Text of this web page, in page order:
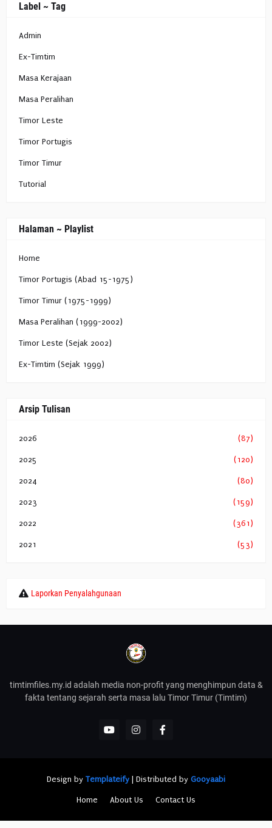
Label ~ Tag
Admin
Ex-Timtim
Masa Kerajaan
Masa Peralihan
Timor Leste
Timor Portugis
Timor Timur
Tutorial
Halaman ~ Playlist
Home
Timor Portugis (Abad 15-1975)
Timor Timur (1975-1999)
Masa Peralihan (1999-2002)
Timor Leste (Sejak 2002)
Ex-Timtim (Sejak 1999)
Arsip Tulisan
2026 (87)
2025 (120)
2024 (80)
2023 (159)
2022 (361)
2021 (53)
Laporkan Penyalahgunaan
timtimfiles.my.id adalah media non-profit yang menghimpun data &
fakta tentang sejarah serta masa lalu Timor Timur (Timtim)
Design by Templateify | Distributed by Gooyaabi
Home About Us Contact Us